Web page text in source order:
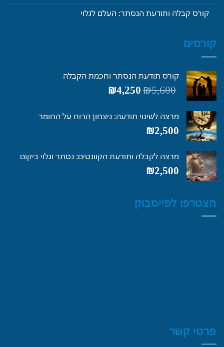
קורס קבלה ותודעת הנסתר: העלם לגלוי
קורסים
קורס תודעת הנסתר וחכמת הקבלה
₪5,600
המחיר
המקורי
₪5,600.
₪4,250
₪4,250.
מרצה לשינוי תודעה: ניצחון הרוח על החומר
₪2,500
מרצה לקבלה ותודעת הקוונטים: נסתר וגלוי ביקום
₪2,500
הצטרפו לפייסבוק
פרטי קשר